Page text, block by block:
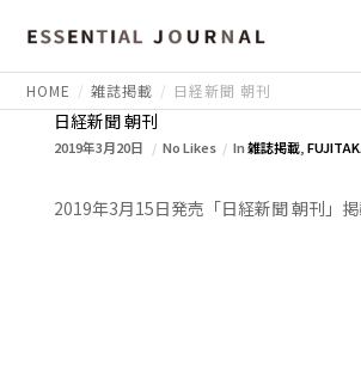
HOME 雑誌掲載 日経新聞 朝刊
日経新聞 朝刊
2019年3月20日 No Likes In雑誌掲載,
2019年3月15日発売「日経新聞 朝刊」掲